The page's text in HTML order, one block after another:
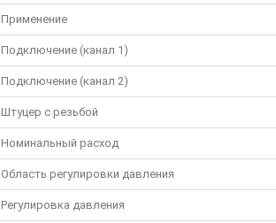
Применение
Подключение (канал 1)
Подключение (канал 2)
Штуцер с резьбой
Номинальный расход
Область регулировки давления
Регулировка давления